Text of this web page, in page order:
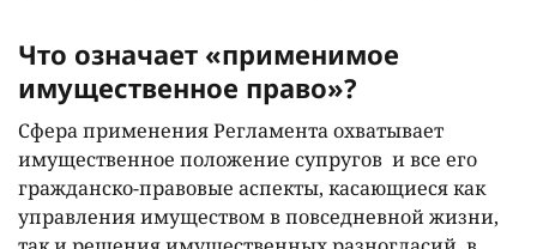
Что означает «применимое
имущественное право»?
Сфера применения Регламента охватывает
имущественное положение супругов и все его
гражданско-правовые аспекты, касающиеся как
управления имуществом в повседневной жизни,